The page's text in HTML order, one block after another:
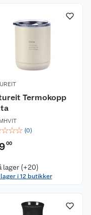
Termokopp
☆☆☆ (0)
00
lager (+20)
lager i 12 butikker